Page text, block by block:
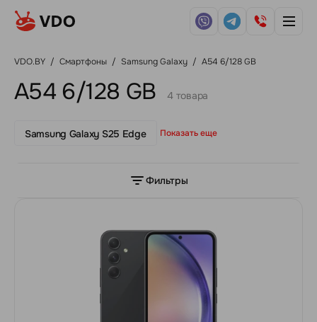
VDO.BY / Смартфоны / Samsung Galaxy / A54 6/128 GB
A54 6/128 GB 4 товара
Samsung Galaxy S25 Edge Показать еще
Фильтры